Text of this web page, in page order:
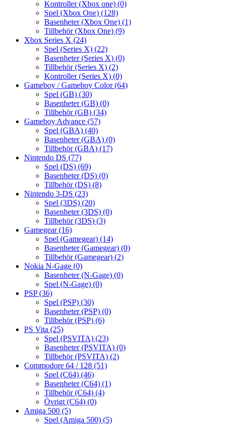
Kontroller (Xbox one) (0)
Spel (Xbox One) (128)
Basenheter (Xbox One) (1)
Tillbehör (Xbox One) (9)
Xbox Series X (24)
Spel (Series X) (22)
Basenheter (Series X) (0)
Tillbehör (Series X) (2)
Kontroller (Series X) (0)
Gameboy / Gameboy Color(64)
Spel (GB) (30)
Basenheter (GB) (0)
Tillbehör (GB) (34)
Gameboy Advance (57)
Spel (GBA) (40)
Basenheter (GBA) (0)
Tillbehör (GBA) (17)
Nintendo DS (77)
Spel (DS) (69)
Basenheter (DS) (0)
Tillbehör (DS) (8)
Nintendo 3-DS (23)
Spel (3DS) (20)
Basenheter (3DS) (0)
Tillbehör (3DS) (3)
Gamegear(16)
Spel (Gamegear) (14)
Basenheter (Gamegear) (0)
Tillbehör (Gamegear) (2)
Nokia N-Gage (0)
Basenheter (N-Gage) (0)
Spel (N-Gage) (0)
PSP(36)
Spel (PSP) (30)
Basenheter (PSP) (0)
Tillbehör (PSP) (6)
PS Vita (25)
Spel (PSVITA) (23)
Basenheter (PSVITA) (0)
Tillbehör (PSVITA) (2)
Commodore 64 / 128 (51)
Spel (C64) (46)
Basenheter (C64) (1)
Tillbehör (C64) (4)
Övrigt (C64) (0)
Amiga 500 (5)
Spel (Amiga 500) (5)